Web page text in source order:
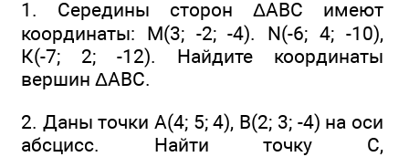
1. Середины сторон ΔАВС имеют
координаты: М(3; -2; -4). N(-6; 4; -10),
К(-7; 2; -12). Найдите координаты
вершин ΔАВС.
2. Даны точки А(4; 5; 4), В(2; 3; -4) на оси
абсцисс. Найти точку С,